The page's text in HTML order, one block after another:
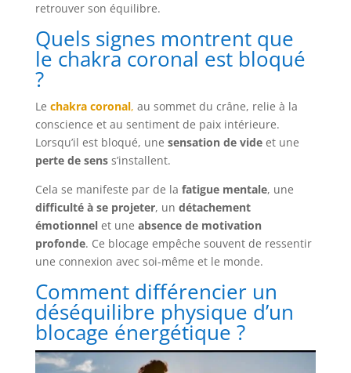
retrouver son équilibre.
Quels signes montrent que
le chakra coronal est bloqué
?
Le chakra coronal, au sommet du crâne, relie à la
conscience et au sentiment de paix intérieure.
Lorsqu’il est bloqué, une sensation de videet une
perte de senss’installent.
Cela se manifeste par de la fatigue mentale, une
difficulté à se projeter, un détachement
émotionnelet une absence de motivation
profonde. Ce blocage empêche souvent de ressentir
une connexion avec soi-même et le monde.
Comment différencier un
déséquilibre physique d’un
blocage énergétique ?